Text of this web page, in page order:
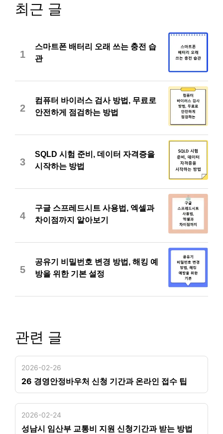
최근 글
1
스마트폰 배터리 오래 쓰는 충전 습
관
2
컴퓨터 바이러스 검사 방법, 무료로
안전하게 점검하는 방법
3
SQLD 시험 준비, 데이터 자격증을
시작하는 방법
4
구글 스프레드시트 사용법, 엑셀과
차이점까지 알아보기
5
공유기 비밀번호 변경 방법, 해킹 예
방을 위한 기본 설정
관련 글
2026-02-26
26 경영안정바우처 신청 기간과 온라인 접수 팁
2026-02-24
성남시 임산부 교통비 지원 신청기간과 받는 방법